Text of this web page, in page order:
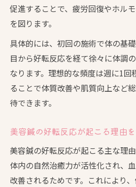
促進することで、疲労回復やホル
を図ります。
具体的には、初回の施術で体の基
目から好転反応を経て徐々に体調
なります。理想的な頻度は週に1回
ることで体質改善や肌質向上など
待できます。
美容鍼の好転反応が起こる理由
美容鍼の好転反応が起こる主な理
体内の自然治癒力が活性化され、
改善されるためです。これにより